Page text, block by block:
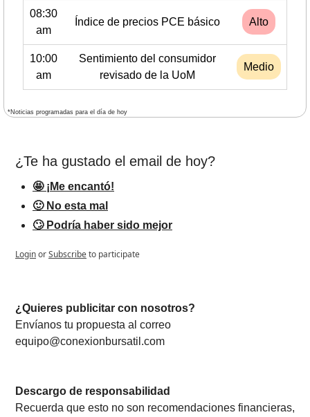
08:30
am
Índice de precios PCE básico Alto
10:00
am
Sentimiento del consumidor
revisado de la UoM
Medio
*Noticias programadas para el día de hoy
¿Te ha gustado el email de hoy?
🤩 ¡Me encantó!
🙂 No esta mal
🙄 Podría haber sido mejor
LoginorSubscribeto participate
¿Quieres publicitar con nosotros?
equipo@conexionbursatil.com
Descargo de responsabilidad
Recuerda que esto no son recomendaciones financieras,